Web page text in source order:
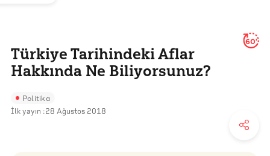
Türkiye Tarihindeki Aflar
Hakkında Ne Biliyorsunuz?
60'
Politika
İlk yayın :28 Ağustos 2018